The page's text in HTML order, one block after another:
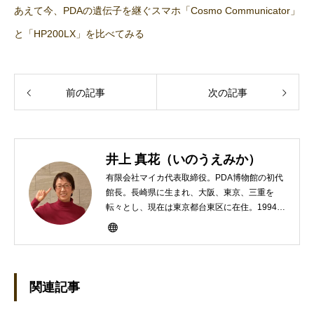
あえて今、PDAの遺伝子を継ぐスマホ「Cosmo Communicator」
と「HP200LX」を比べてみる
前の記事 次の記事
井上 真花（いのうえみか）
有限会社マイカ代表取締役。PDA博物館の初代
館長。長崎県に生まれ、大阪、東京、三重を
転々とし、現在は東京都台東区に在住。1994年
にHP100LXと出会ったのをきかっけに、フリ
関連記事